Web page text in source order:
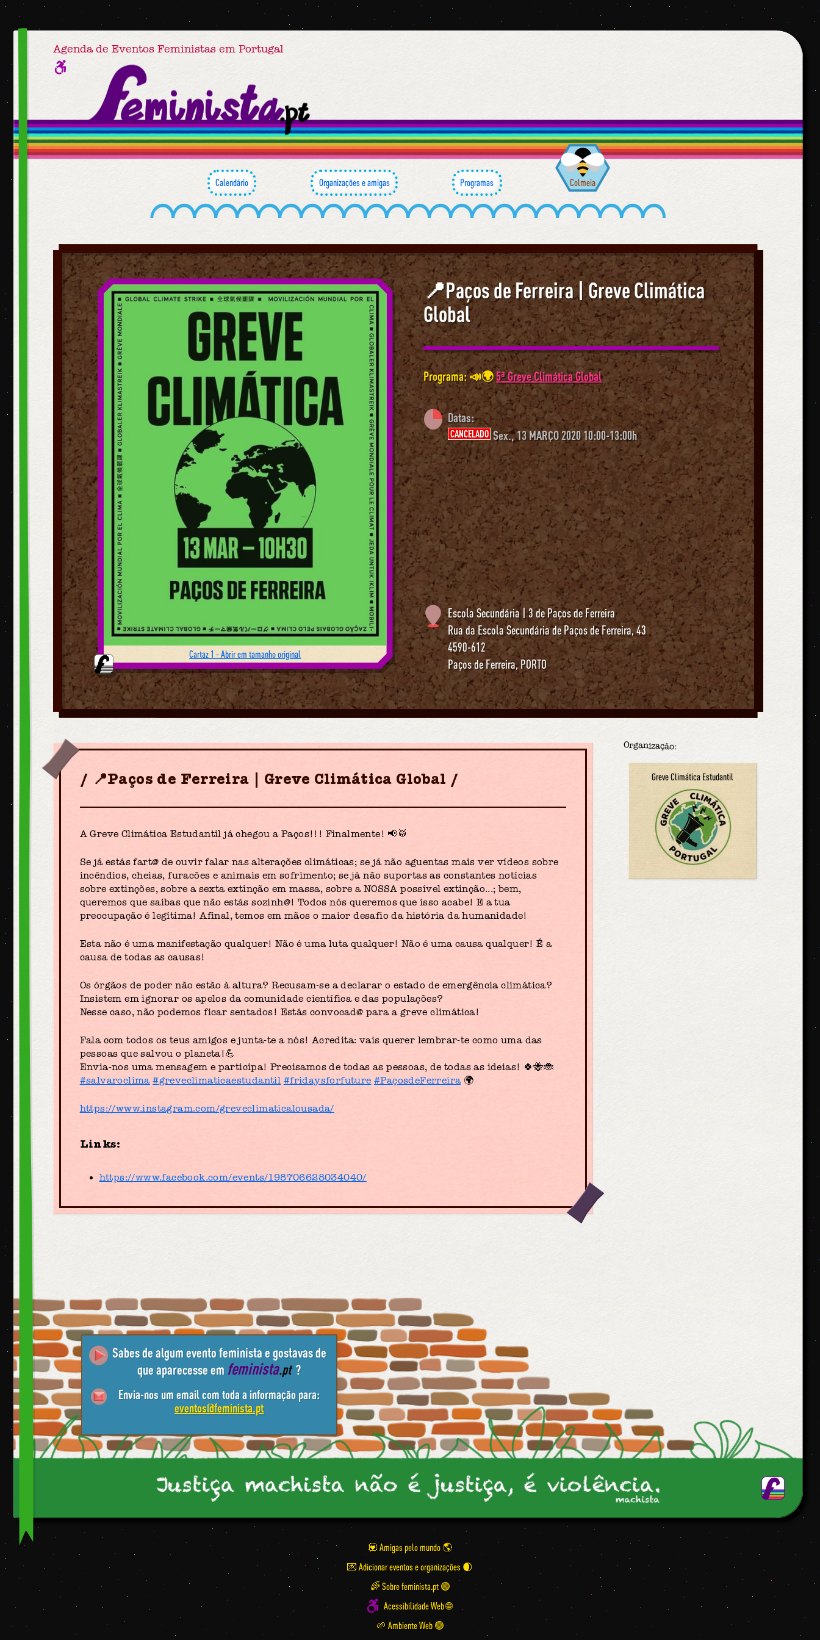
Agenda de Eventos Feministas em Portugal
Calendário Organizações e amigas Programas Colmeia
📍Paços de Ferreira | Greve Climática
Global
Programa: 📣🌍5ª Greve Climática Global
Datas:
CANCELADO Sex., 13 MARÇO 2020 10:00-13:00h
Escola Secundária | 3 de Paços de Ferreira
Rua da Escola Secundária de Paços de Ferreira, 43
4590-612
Paços de Ferreira,PORTO
Cartaz 1 - Abrir em tamanho original
📍Paços de Ferreira | Greve Climática Global
A Greve Climática Estudantil já chegou a Paços!!! Finalmente! 📢🥁
Se já estás fart@ de ouvir falar nas alterações climáticas; se já não aguentas mais ver vídeos sobre
incêndios, cheias, furacões e animais em sofrimento; se já não suportas as constantes notícias
sobre extinções, sobre a sexta extinção em massa, sobre a NOSSA possível extinção...; bem,
queremos que saibas que não estás sozinh@! Todos nós queremos que isso acabe! E a tua
preocupação é legítima! Afinal, temos em mãos o maior desafio da história da humanidade!
Esta não é uma manifestação qualquer! Não é uma luta qualquer! Não é uma causa qualquer! É a
causa de todas as causas!
Os órgãos de poder não estão à altura? Recusam-se a declarar o estado de emergência climática?
Insistem em ignorar os apelos da comunidade científica e das populações?
Nesse caso, não podemos ficar sentados! Estás convocad@ para a greve climática!
Fala com todos os teus amigos e junta-te a nós! Acredita: vais querer lembrar-te como uma das
pessoas que salvou o planeta!💪
Envia-nos uma mensagem e participa! Precisamos de todas as pessoas, de todas as ideias! 🍀🐝🐞
#salvaroclima #greveclimaticaestudantil #fridaysforfuture #PaçosdeFerreira🌍
https://www.instagram.com/greveclimaticalousada/
Links:
https://www.facebook.com/events/198706628034040/
Organização:
Greve Climática Estudantil
Sabes de algum evento feminista e gostavas de
que aparecesse em feminista.pt ?
Envia-nos um email com toda a informação para:
eventos@feminista.pt
💟 Amigas pelo mundo
💌 Adicionar eventos e organizações
🌈 Sobre feminista.pt 🟣
Acessibilidade Web 🌐
🌱 Ambiente Web 🟢